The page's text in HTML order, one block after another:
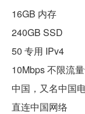
16GB 内存
240GB SSD
50 专用 IPv4
10Mbps 不限流
中国，又名中国
直连中国网络